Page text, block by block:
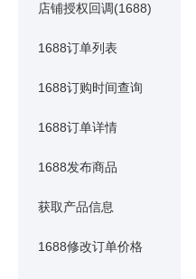
店铺授权回调(1688)
1688订单列表
1688订购时间查询
1688订单详情
1688发布商品
获取产品信息
1688修改订单价格